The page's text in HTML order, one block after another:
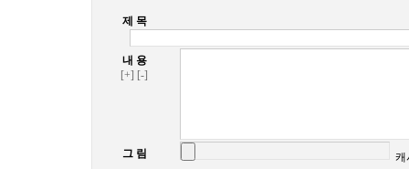
제 목
내 용
[+] [-]
그 림 캐